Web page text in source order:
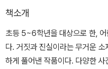
책소개
초등 5~6학년을 대상으로 한, 어
다. 거짓과 진실이라는 무거운 소
하게 풀어낸 작품이다. 다양한